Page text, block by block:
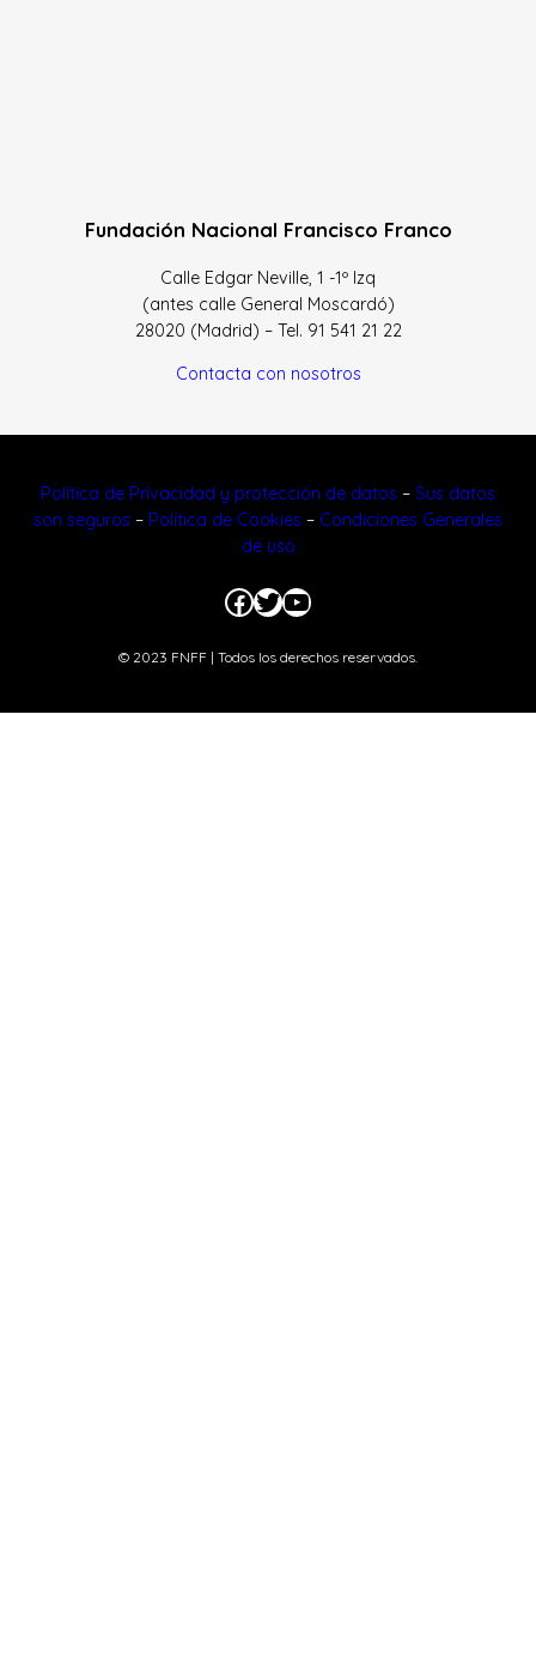
Fundación Nacional Francisco Franco
Calle Edgar Neville, 1 -1º Izq
(antes calle General Moscardó)
28020 (Madrid) – Tel. 91 541 21 22
Contacta con nosotros
Política de Privacidad y protección de datos – Sus datos
son seguros – Política de Cookies – Condiciones Generales
de uso
Facebook
Twitter
YouTube
© 2023 FNFF | Todos los derechos reservados.